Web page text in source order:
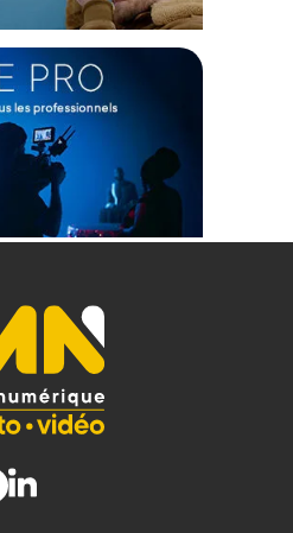
Backpack 2-en-1 40L Sauge -
: 850075812578
2030 à partir de 49 euros
Chronopost 24H vers un point
uniquement, valable uniquement
hors remises au panier, basé
effectivement calculés dans le